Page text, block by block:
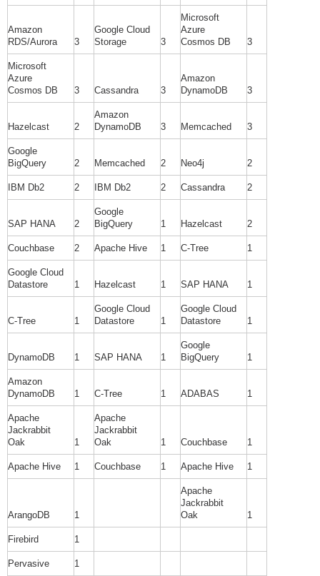
Amazon
RDS/Aurora
3
Google Cloud
Storage
3
Microsoft
Azure
Cosmos DB
3
Microsoft
Azure
Cosmos DB
3 Cassandra 3
Amazon
DynamoDB
3
Hazelcast 2
Amazon
DynamoDB
3 Memcached 3
Google
BigQuery
2 Memcached 2 Neo4j 2
IBM Db2 2 IBM Db2 2 Cassandra 2
SAP HANA 2
Google
BigQuery
1 Hazelcast 2
Couchbase 2 Apache Hive 1 C-Tree 1
Google Cloud
Datastore
1 Hazelcast 1 SAP HANA 1
C-Tree 1
Google Cloud
Datastore
1
Google Cloud
Datastore
1
DynamoDB 1 SAP HANA 1
Google
BigQuery
1
Amazon
DynamoDB
1 C-Tree 1 ADABAS 1
Apache
Jackrabbit
Oak
1
Apache
Jackrabbit
Oak
1 Couchbase 1
Apache Hive 1 Couchbase 1 Apache Hive 1
ArangoDB 1
Apache
Jackrabbit
Oak
1
Firebird 1
Pervasive 1